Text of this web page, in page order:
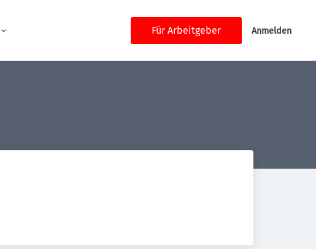
Für Arbeitgeber Anmelden